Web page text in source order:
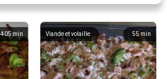
405 min 55 min
Viande et volaille